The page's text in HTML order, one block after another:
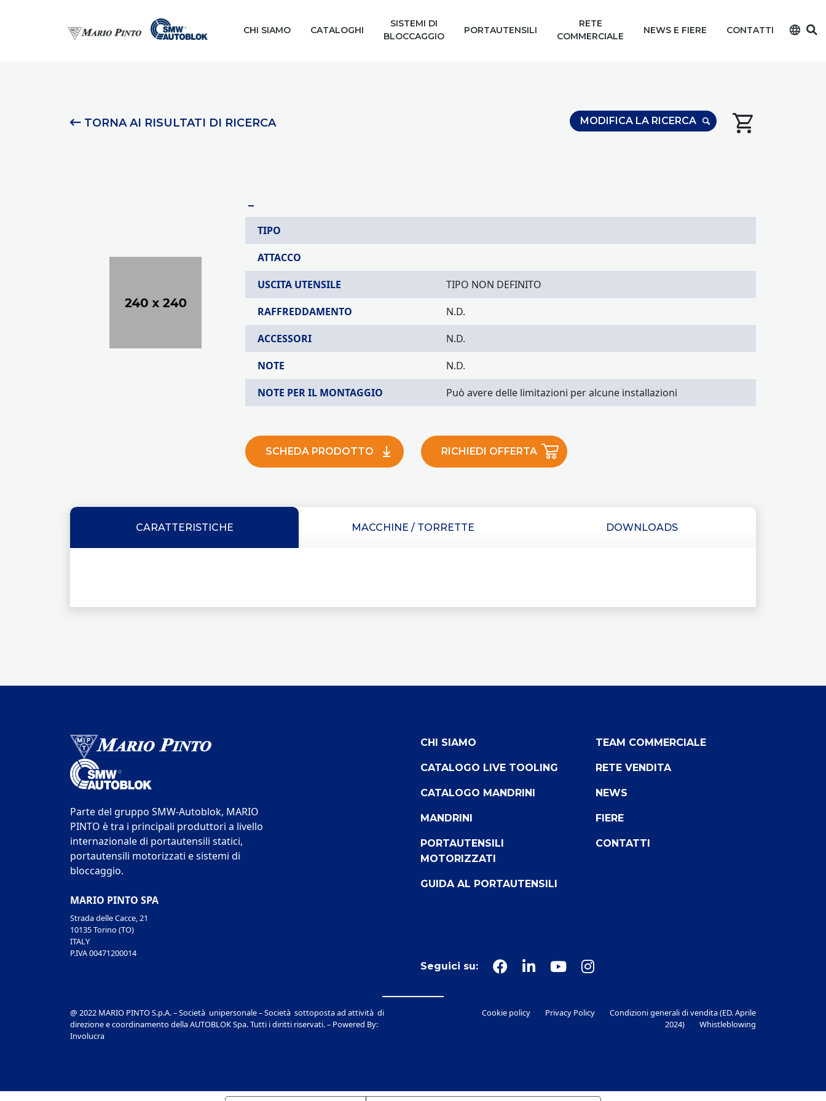
CHI SIAMO CATALOGHI
SISTEMI DI
BLOCCAGGIO
PORTAUTENSILI
RETE
COMMERCIALE
NEWS E FIERE CONTATTI language
TORNA AI RISULTATI DI RICERCA MODIFICA LA RICERCA shopping_cart
–
TIPO
ATTACCO
USCITA UTENSILE
TIPO NON DEFINITO
RAFFREDDAMENTO
N.D.
ACCESSORI
N.D.
NOTE
N.D.
NOTE PER IL MONTAGGIO
Può avere delle limitazioni per alcune installazioni
SCHEDA PRODOTTO RICHIEDI OFFERTA
CARATTERISTICHE MACCHINE / TORRETTE DOWNLOADS
Parte del gruppo SMW-Autoblok, MARIO
PINTO è tra i principali produttori a livello
internazionale di portautensili statici,
portautensili motorizzati e sistemi di
bloccaggio.
MARIO PINTO SPA
Strada delle Cacce, 21
10135 Torino (TO)
ITALY
P.IVA 00471200014
CHI SIAMO
CATALOGO LIVE TOOLING
CATALOGO MANDRINI
MANDRINI
PORTAUTENSILI
MOTORIZZATI
GUIDA AL PORTAUTENSILI
TEAM COMMERCIALE
RETE VENDITA
NEWS
FIERE
CONTATTI
Seguici su:
@ 2022 MARIO PINTO S.p.A. – Società unipersonale – Società sottoposta ad attività di
direzione e coordinamento della AUTOBLOK Spa. Tutti i diritti riservati. – Powered By:
Involucra
Cookie policy Privacy Policy
Condizioni generali di vendita (ED. Aprile
2024)
Whistleblowing